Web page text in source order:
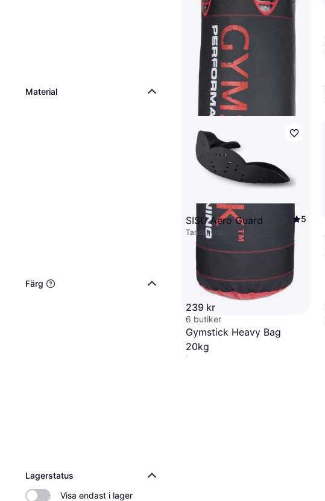
Material
Färg
Lagerstatus
Visa endast i lager
Gymstick Heavy Bag
20kg
Boxningssäck 90cm
SISU Aero Guard 5
Tandskydd
239 kr
6 butiker